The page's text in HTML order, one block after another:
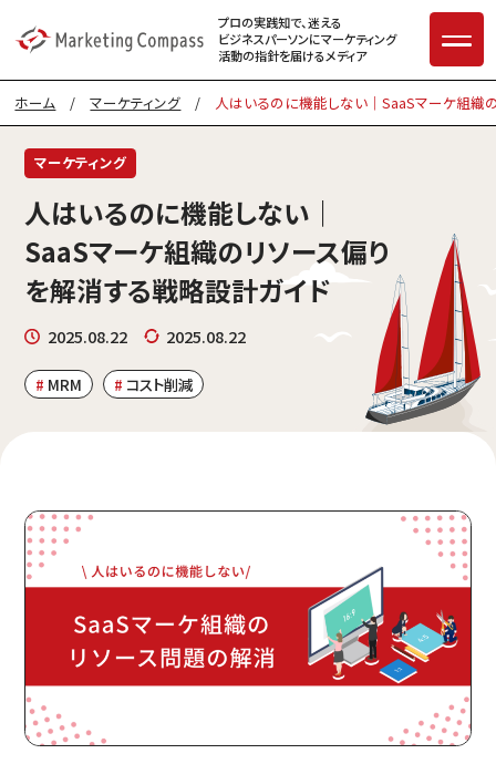
プロの実践知で、迷える
ビジネスパーソンにマーケティング
活動の指針を届けるメディア
ホーム /マーケティング / 人はいるのに機能しない｜SaaSマーケ組織
マーケティング
人はいるのに機能しない｜
SaaSマーケ組織のリソース偏り
を解消する戦略設計ガイド
2025.08.22 2025.08.22
MRM コスト削減